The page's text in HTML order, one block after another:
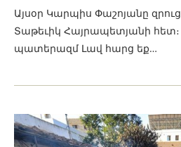
Այսօր Կարպիս Փաշոյանը
Տաթեւիկ Հայրապետյանի
պատերազմ Լավ հարց եք…